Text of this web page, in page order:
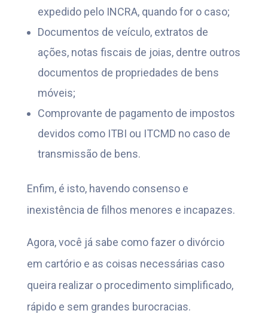
expedido pelo INCRA, quando for o caso;
Documentos de veículo, extratos de
ações, notas fiscais de joias, dentre outros
documentos de propriedades de bens
móveis;
Comprovante de pagamento de impostos
devidos como ITBI ou ITCMD no caso de
transmissão de bens.
Enfim, é isto, havendo consenso e
inexistência de filhos menores e incapazes.
Agora, você já sabe como fazer o divórcio
em cartório e as coisas necessárias caso
queira realizar o procedimento simplificado,
rápido e sem grandes burocracias.